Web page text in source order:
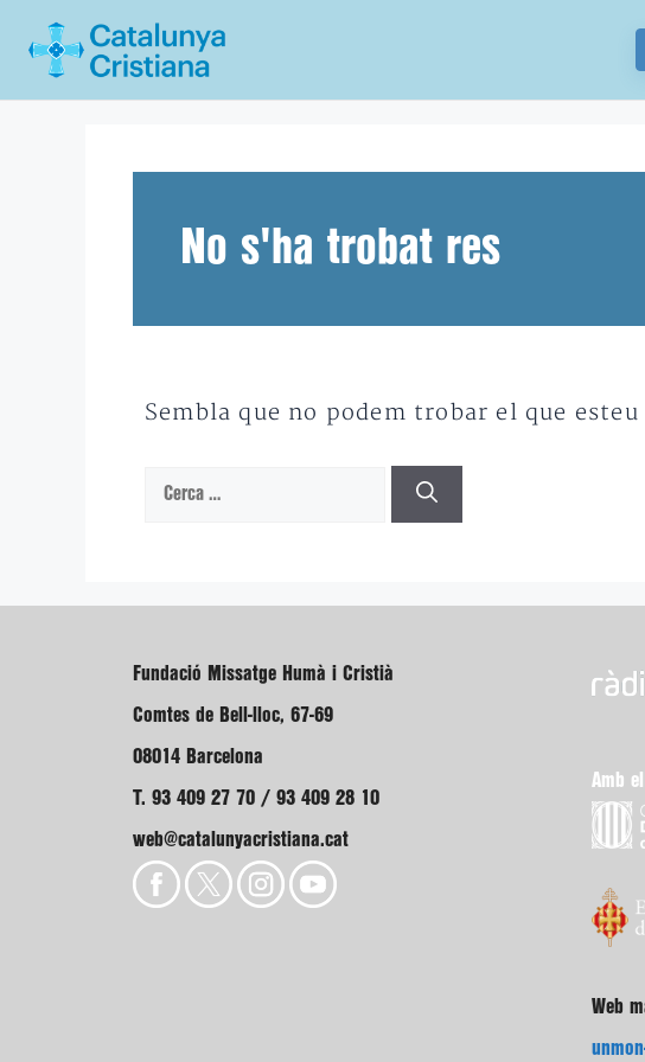
No s'ha trobat res
Sembla que no podem trobar el que
Cerca:
Fundació Missatge Humà i Cristià
Comtes de Bell-lloc, 67-69
08014 Barcelona
T. 93 409 27 70 / 93 409 28 10
web@catalunyacristiana.cat
Amb
Web